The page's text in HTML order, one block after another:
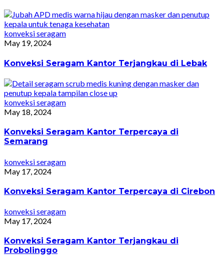
konveksi seragam
May 19, 2024
Konveksi Seragam Kantor Terjangkau di Lebak
konveksi seragam
May 18, 2024
Konveksi Seragam Kantor Terpercaya di
Semarang
konveksi seragam
May 17, 2024
Konveksi Seragam Kantor Terpercaya di Cirebon
konveksi seragam
May 17, 2024
Konveksi Seragam Kantor Terjangkau di
Probolinggo